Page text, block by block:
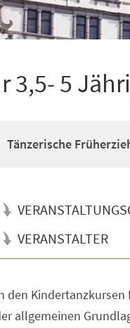
3,5- 5
Tänzerische
VERANSTALTER
den
allgemeinen